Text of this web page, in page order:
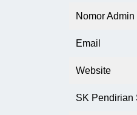
Nomor
Email
Website
SK Pendirian